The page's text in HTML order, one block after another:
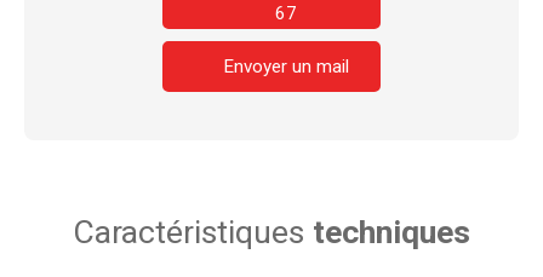
67
Envoyer un mail
Caractéristiques techniques